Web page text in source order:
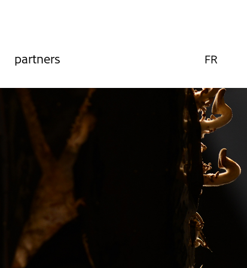
partners FR